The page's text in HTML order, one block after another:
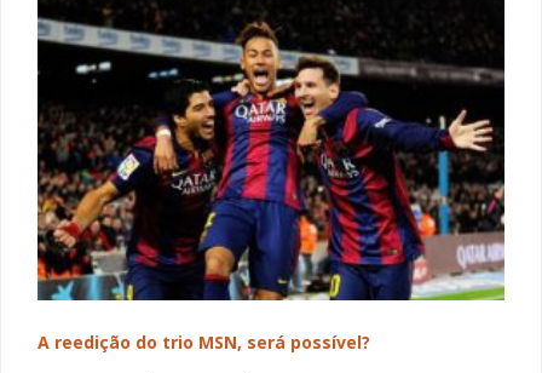
A reedição do trio MSN, será possível?